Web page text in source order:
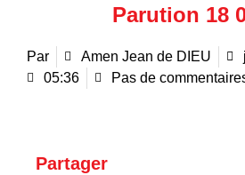
Parution 18
Par Amen Jean de DIEU
05:36
Pas de
Partager